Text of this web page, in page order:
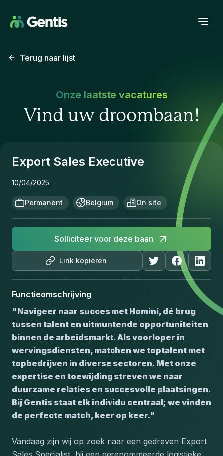
Terug naar lijst
Onze laatste vacatures
Vind uw droombaan!
Export Sales Executive
10/04/2025
Permanent Belgium On site
Link kopiëren
Solliciteer voor deze baan
Functieomschrijving
"Navigeer naar succes met Homini, dé brug
tussen talent en uitmuntende opportuniteiten
binnen de arbeidsmarkt. Als voorloper in
wervingsdiensten, matchen we toptalent met
topbedrijven in diverse sectoren. Met onze
expertise en toewijding streven we naar
duurzame relaties en succesvolle plaatsingen.
Bij Gentis staat elk individu centraal; we vinden
de perfecte match, keer op keer."
Vandaag zijn wij op zoek naar een gedreven Export
Sales Specialist, bij een gerenommeerde logistieke